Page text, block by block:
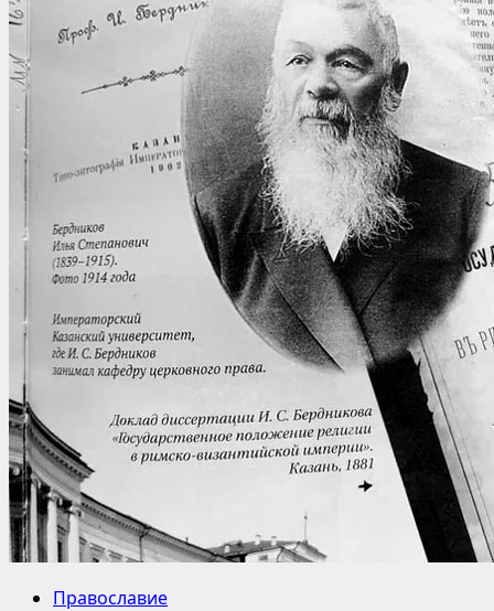
Православие